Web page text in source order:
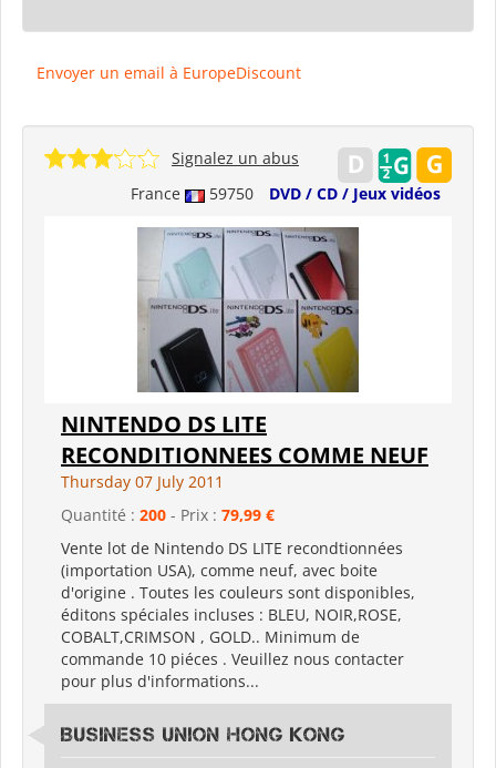
Envoyer un email à EuropeDiscount
France 59750 DVD / CD / Jeux vidéos
Signalez un abus
NINTENDO DS LITE
RECONDITIONNEES COMME NEUF
Thursday 07 July 2011
Quantité : 200 - Prix : 79,99 €
Vente lot de Nintendo DS LITE recondtionnées
(importation USA), comme neuf, avec boite
d'origine . Toutes les couleurs sont disponibles,
éditons spéciales incluses : BLEU, NOIR,ROSE,
COBALT,CRIMSON , GOLD.. Minimum de
commande 10 piéces . Veuillez nous contacter
pour plus d'informations...
Business Union Hong Kong